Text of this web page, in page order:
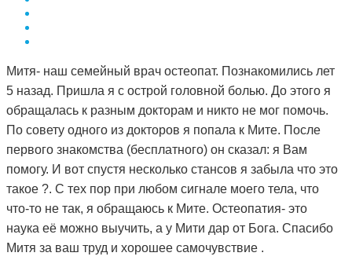
Митя- наш семейный врач остеопат. Познакомились лет
5 назад. Пришла я с острой головной болью. До этого я
обращалась к разным докторам и никто не мог помочь.
По совету одного из докторов я попала к Мите. После
первого знакомства (бесплатного) он сказал: я Вам
помогу. И вот спустя несколько стансов я забыла что это
такое ?. С тех пор при любом сигнале моего тела, что
что-то не так, я обращаюсь к Мите. Остеопатия- это
наука её можно выучить, а у Мити дар от Бога. Спасибо
Митя за ваш труд и хорошее самочувствие .